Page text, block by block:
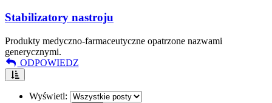
Stabilizatory nastroju
Produkty medyczno-farmaceutyczne opatrzone nazwami
generycznymi.
ODPOWIEDZ
Wyświetl: